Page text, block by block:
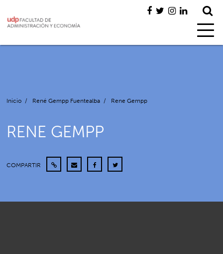
Inicio / René Gempp Fuentealba / Rene Gempp
RENE GEMPP
COMPARTIR